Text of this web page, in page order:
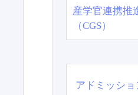
産学官連携推
（CGS）
アドミッシ